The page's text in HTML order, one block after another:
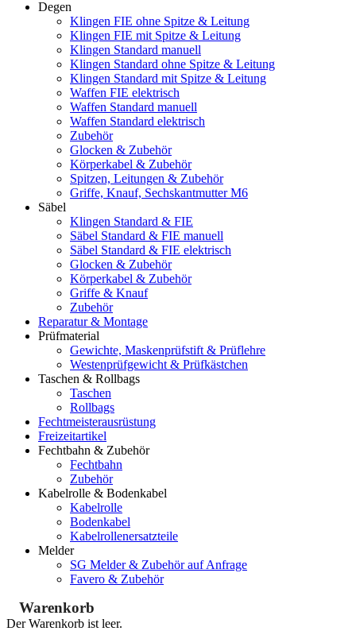
Degen
Klingen FIE ohne Spitze & Leitung
Klingen FIE mit Spitze & Leitung
Klingen Standard manuell
Klingen Standard ohne Spitze & Leitung
Klingen Standard mit Spitze & Leitung
Waffen FIE elektrisch
Waffen Standard manuell
Waffen Standard elektrisch
Zubehör
Glocken & Zubehör
Körperkabel & Zubehör
Spitzen, Leitungen & Zubehör
Griffe, Knauf, Sechskantmutter M6
Säbel
Klingen Standard & FIE
Säbel Standard & FIE manuell
Säbel Standard & FIE elektrisch
Glocken & Zubehör
Körperkabel & Zubehör
Griffe & Knauf
Zubehör
Reparatur & Montage
Prüfmaterial
Gewichte, Maskenprüfstift & Prüflehre
Westenprüfgewicht & Prüfkästchen
Taschen & Rollbags
Taschen
Rollbags
Fechtmeisterausrüstung
Freizeitartikel
Fechtbahn & Zubehör
Fechtbahn
Zubehör
Kabelrolle & Bodenkabel
Kabelrolle
Bodenkabel
Kabelrollenersatzteile
Melder
SG Melder & Zubehör auf Anfrage
Favero & Zubehör
Warenkorb
Der Warenkorb ist leer.